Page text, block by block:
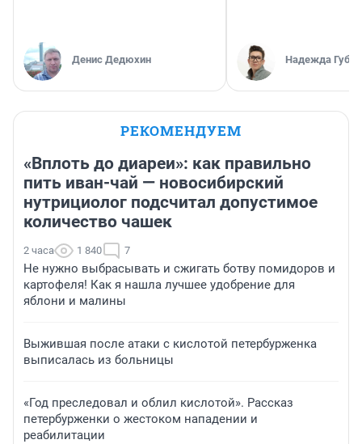
Денис Дедюхин Надежда
РЕКОМЕНДУЕМ
«Вплоть до диареи»: как правильно
пить иван-чай — новосибирский
нутрициолог подсчитал допустимое
количество чашек
2 часа 1 840 7
Не нужно выбрасывать и сжигать ботву помидоров и
картофеля! Как я нашла лучшее удобрение для
яблони и малины
Выжившая после атаки с кислотой петербурженка
выписалась из больницы
«Год преследовал и облил кислотой». Рассказ
петербурженки о жестоком нападении и
реабилитации